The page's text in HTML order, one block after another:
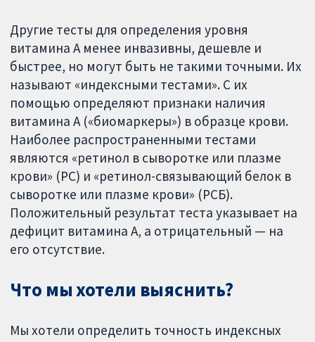
Другие тесты для определения уровня
витамина А менее инвазивны, дешевле и
быстрее, но могут быть не такими точными. Их
называют «индексными тестами». С их
помощью определяют признаки наличия
витамина А («биомаркеры») в образце крови.
Наиболее распространенными тестами
являются «ретинол в сыворотке или плазме
крови» (РС) и «ретинол-связывающий белок в
сыворотке или плазме крови» (РСБ).
Положительный результат теста указывает на
дефицит витамина А, а отрицательный — на
его отсутствие.
Что мы хотели выяснить?
Мы хотели определить точность индексных